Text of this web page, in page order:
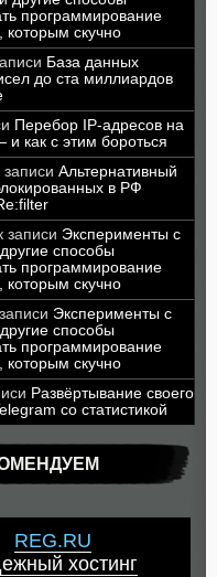
программирование
которым скучно
База данных
до ста миллиардов
Перебор IP-адресов на
и как с этим бороться
записи Альтернативный
в РФ
записи Эксперименты с
способы
программирование
которым скучно
Эксперименты с
способы
программирование
которым скучно
Развёртывание своего
со статистикой
REG.RU
хостинг